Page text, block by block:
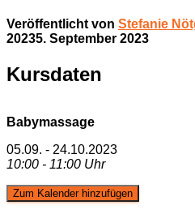
Veröffentlicht von Stefanie
20235. September 2023
Kursdaten
Babymassage
05.09. - 24.10.2023
10:00 - 11:00 Uhr
Zum Kalender hinzufügen